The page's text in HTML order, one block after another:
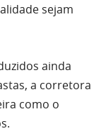
sejam
ainda
a corretora
como o